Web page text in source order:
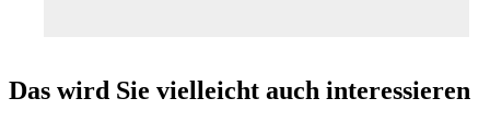
Das wird Sie vielleicht auch interessieren